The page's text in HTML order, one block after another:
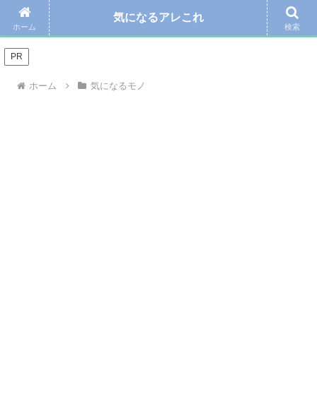
＼Amazonの毎日お得なタイムセール☆こちらから／
PR
ホーム 気になるモノ
ホーム
気になるアレこれ
検索